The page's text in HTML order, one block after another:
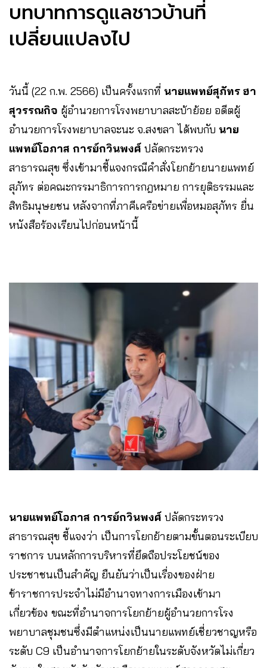
บทบาทการดูแลชาวบ้านที่
เปลี่ยนแปลงไป
วันนี้ (22 ก.พ. 2566) เป็นครั้งแรกที่ นายแพทย์สุภัทร ฮา
สุวรรณกิจ ผู้อำนวยการโรงพยาบาลสะบ้าย้อย อดีตผู้
อำนวยการโรงพยาบาลจะนะ จ.สงขลา ได้พบกับ นาย
แพทย์โอภาส การย์กวินพงศ์ ปลัดกระทรวง
สาธารณสุข ซึ่งเข้ามาชี้แจงกรณีคำสั่งโยกย้ายนายแพทย์
สุภัทร ต่อคณะกรรมาธิการการกฎหมาย การยุติธรรมและ
สิทธิมนุษยชน หลังจากที่ภาคีเครือข่ายเพื่อหมอสุภัทร ยื่น
หนังสือร้องเรียนไปก่อนหน้านี้
นายแพทย์โอภาส การย์กวินพงศ์ ปลัดกระทรวง
สาธารณสุข ชี้แจงว่า เป็นการโยกย้ายตามขั้นตอนระเบียบ
ราชการ บนหลักการบริหารที่ยึดถือประโยชน์ของ
ประชาชนเป็นสำคัญ ยืนยันว่าเป็นเรื่องของฝ่าย
ข้าราชการประจำไม่มีอำนาจทางการเมืองเข้ามา
เกี่ยวข้อง ขณะที่อำนาจการโยกย้ายผู้อำนวยการโรง
พยาบาลชุมชนซึ่งมีตำแหน่งเป็นนายแพทย์เชี่ยวชาญหรือ
ระดับ C9 เป็นอำนาจการโยกย้ายในระดับจังหวัดไม่เกี่ยว